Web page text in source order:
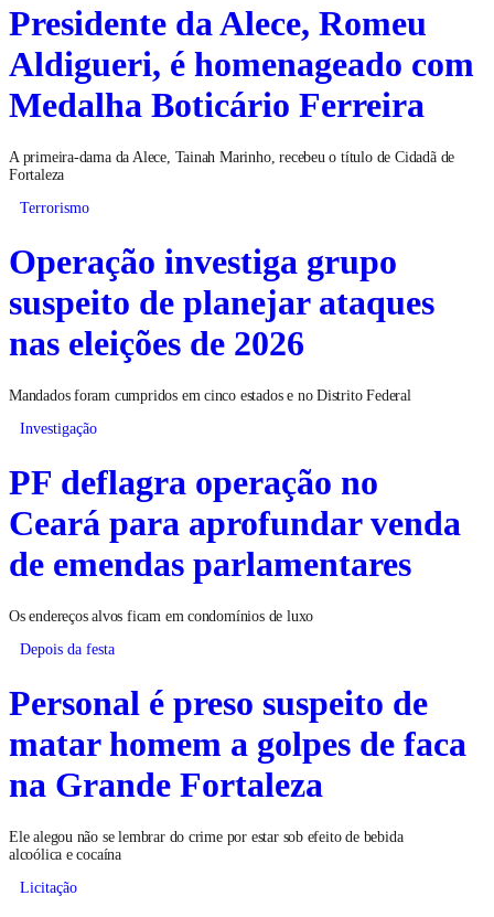
Presidente da Alece, Romeu
Aldigueri, é homenageado com
Medalha Boticário Ferreira
A primeira-dama da Alece, Tainah Marinho, recebeu o título de Cidadã de
Fortaleza
Terrorismo
Operação investiga grupo
suspeito de planejar ataques
nas eleições de 2026
Mandados foram cumpridos em cinco estados e no Distrito Federal
Investigação
PF deflagra operação no
Ceará para aprofundar venda
de emendas parlamentares
Os endereços alvos ficam em condomínios de luxo
Depois da festa
Personal é preso suspeito de
matar homem a golpes de faca
na Grande Fortaleza
Ele alegou não se lembrar do crime por estar sob efeito de bebida
alcoólica e cocaína
Licitação